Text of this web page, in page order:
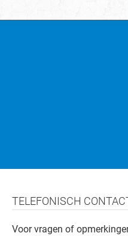
TELEFONISCH
Voor vragen of